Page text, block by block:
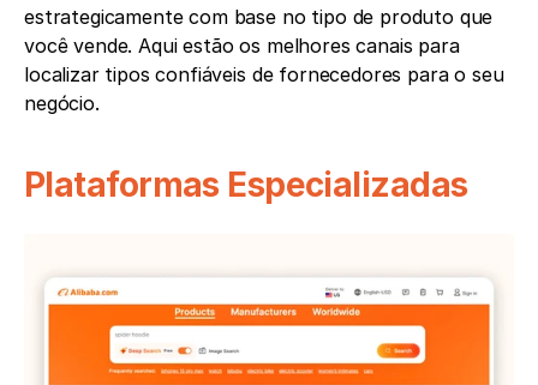
estrategicamente com base no tipo de produto que
você vende. Aqui estão os melhores canais para
localizar tipos confiáveis de fornecedores para o seu
negócio.
Plataformas Especializadas